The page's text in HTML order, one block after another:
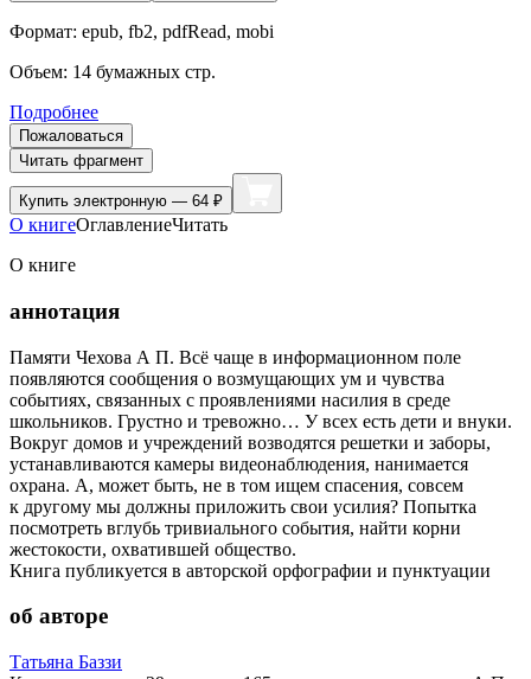
Формат: epub, fb2, pdfRead, mobi
Объем: 14 бумажных стр.
Подробнее
Пожаловаться
Читать фрагмент
Купить электронную — 64 ₽
О книгеОглавлениеЧитать
О книге
аннотация
Памяти Чехова А П. Всё чаще в информационном поле
появляются сообщения о возмущающих ум и чувства
событиях, связанных с проявлениями насилия в среде
школьников. Грустно и тревожно… У всех есть дети и внуки.
Вокруг домов и учреждений возводятся решетки и заборы,
устанавливаются камеры видеонаблюдения, нанимается
охрана. А, может быть, не в том ищем спасения, совсем
к другому мы должны приложить свои усилия? Попытка
посмотреть вглубь тривиального события, найти корни
жестокости, охватившей общество.
Книга публикуется в авторской орфографии и пунктуации
об авторе
Татьяна Баззи